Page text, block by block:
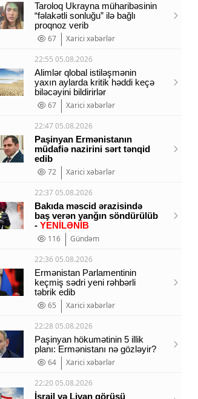
Taroloq Ukrayna müharibəsinin
“fəlakətli sonluğu” ilə bağlı
proqnoz verib
67
Xarici xəbərlər
22:55 05.08.2026
Alimlər qlobal istiləşmənin
yaxın aylarda kritik həddi keçə
biləcəyini bildirirlər
67
Xarici xəbərlər
22:47 05.08.2026
Paşinyan Ermənistanın
müdafiə nazirini sərt tənqid
edib
72
Xarici xəbərlər
22:37 05.08.2026
Bakıda məscid ərazisində
baş verən yanğın söndürülüb
- YENİLƏNİB
116
Gündəm
22:36 05.08.2026
Ermənistan Parlamentinin
keçmiş sədri yeni rəhbərli
təbrik edib
65
Xarici xəbərlər
22:28 05.08.2026
Paşinyan hökumətinin 5 illik
planı: Ermənistanı nə gözləyir?
64
Xarici xəbərlər
22:20 05.08.2026
İsrail və Livan görüşü